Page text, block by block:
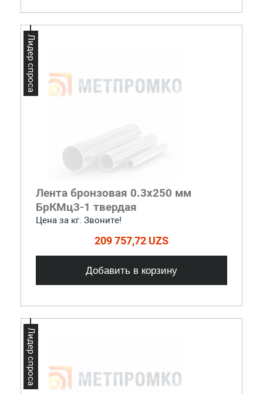
Лента бронзовая 0.3x250 мм
БрКМц3-1 твердая
Цена за кг. Звоните!
209 757,72 UZS
Добавить в корзину
Лидер спроса
Лидер спроса